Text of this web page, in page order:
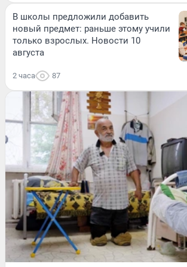
В школы предложили добавить
новый предмет: раньше этому учили
только взрослых. Новости 10
августа
2 часа 87